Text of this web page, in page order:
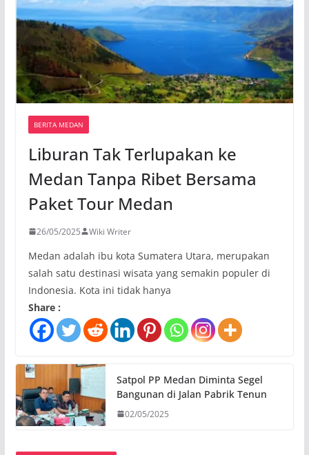
BERITA MEDAN
Liburan Tak Terlupakan ke
Medan Tanpa Ribet Bersama
Paket Tour Medan
26/05/2025 Wiki Writer
Medan adalah ibu kota Sumatera Utara, merupakan
salah satu destinasi wisata yang semakin populer di
Indonesia. Kota ini tidak hanya
Share :
Satpol PP Medan Diminta Segel
Bangunan di Jalan Pabrik Tenun
02/05/2025